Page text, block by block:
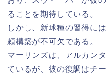
ることを期待している。
しかし、新球種の習得に
頼構築が不可欠である。
マーリンズは、アルカン
ているが、彼の復調はチ